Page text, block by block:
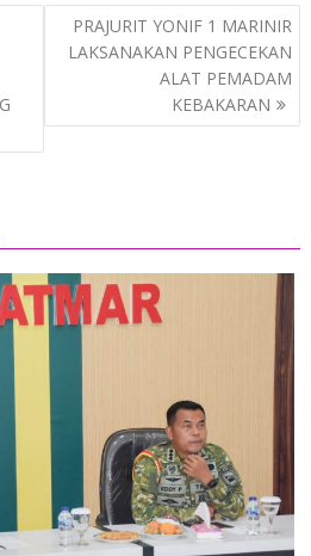
PRAJURIT YONIF 1 MARINIR
LAKSANAKAN PENGECEKAN
ALAT PEMADAM
KEBAKARAN